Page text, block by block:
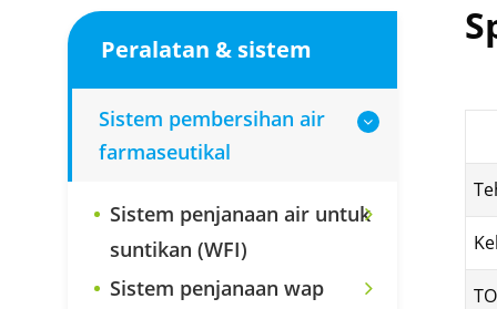
Peralatan & sistem
Sistem pembersihan air
farmaseutikal
Sistem penjanaan air untuk
suntikan (WFI)
Sistem penjanaan wap